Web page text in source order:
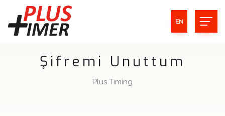
EN
Şifremi Unuttum
Plus Timing